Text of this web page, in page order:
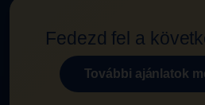
Fedezd fel a
További ajánlatok